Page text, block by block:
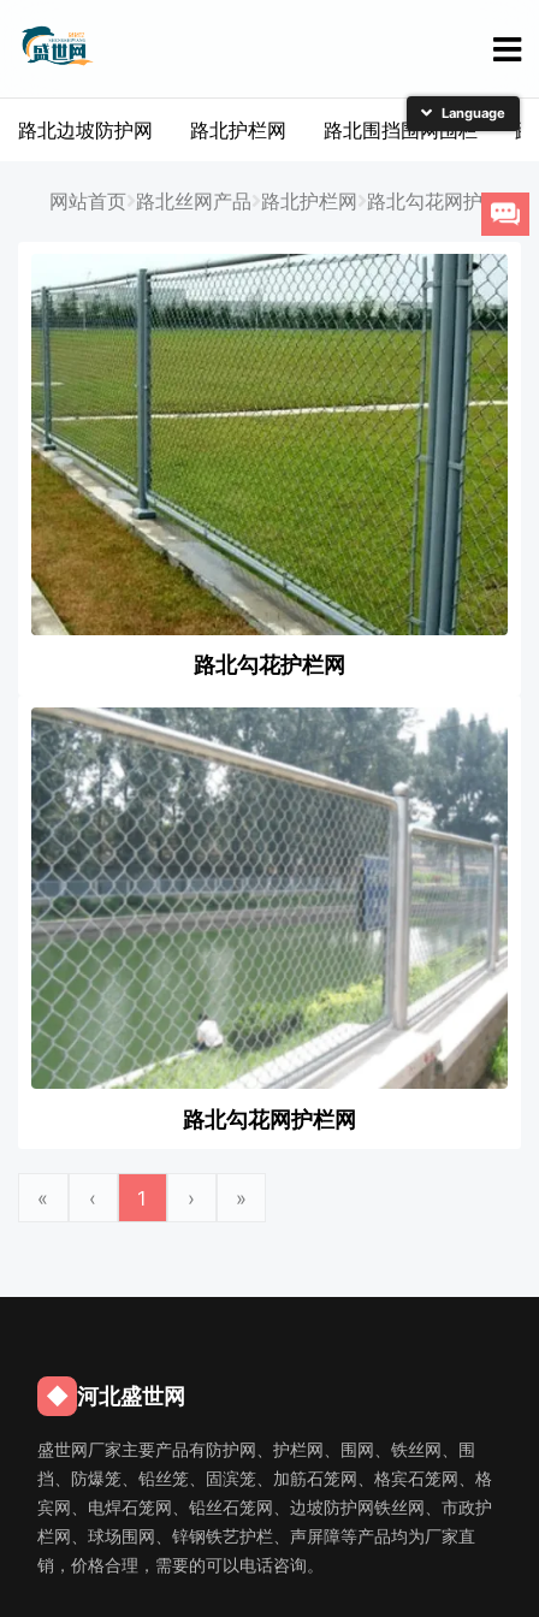
路北边坡防护网 路北护栏网 路北围挡围网围栏 路
网站首页 路北丝网产品 路北护栏网 路北勾花网护栏网
路北勾花护栏网
路北勾花网护栏网
« ‹ 1 › »
◆ 河北盛世网
盛世网厂家主要产品有防护网、护栏网、围网、铁丝网、围
挡、防爆笼、铅丝笼、固滨笼、加筋石笼网、格宾石笼网、格
宾网、电焊石笼网、铅丝石笼网、边坡防护网铁丝网、市政护
栏网、球场围网、锌钢铁艺护栏、声屏障等产品均为厂家直
销，价格合理，需要的可以电话咨询。
简体中文
日本語